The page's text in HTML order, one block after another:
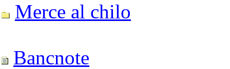
Merce al chilo
Bancnote